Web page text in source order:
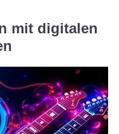
mit digitalen